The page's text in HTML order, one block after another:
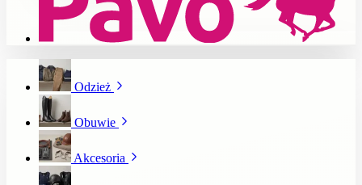
Odzież
Obuwie
Akcesoria